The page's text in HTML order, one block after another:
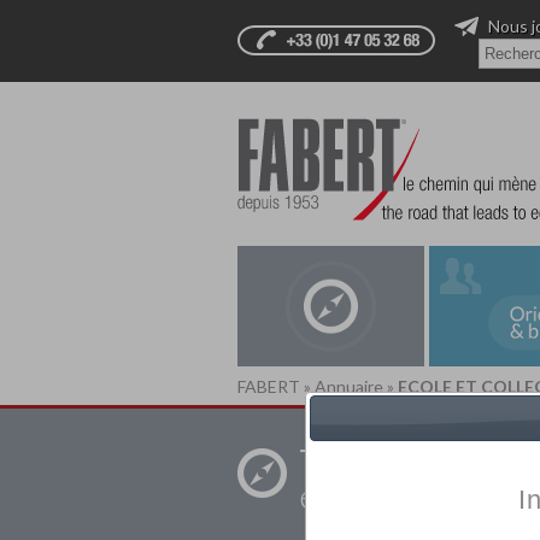
Nous
FABERT » Annuaire » ECOLE ET
Trouver un
établissement